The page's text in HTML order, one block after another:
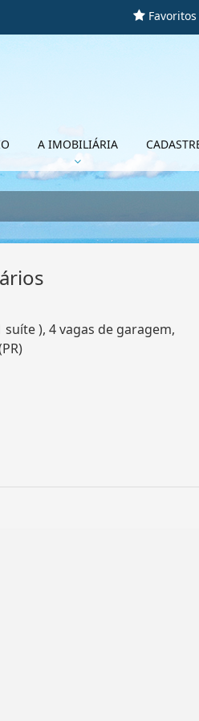
Favoritos
A IMOBILIÁRIA
), 4 vagas de garagem,